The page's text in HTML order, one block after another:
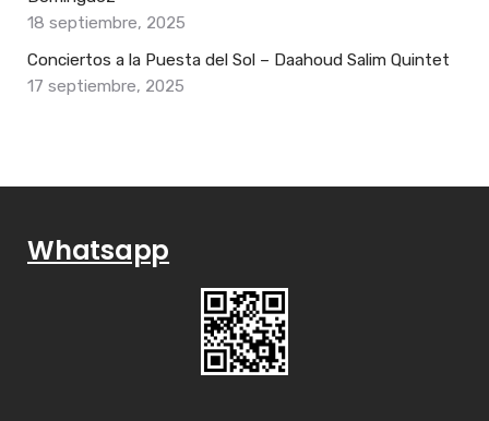
18 septiembre, 2025
Conciertos a la Puesta del Sol – Daahoud Salim Quintet
17 septiembre, 2025
Whatsapp